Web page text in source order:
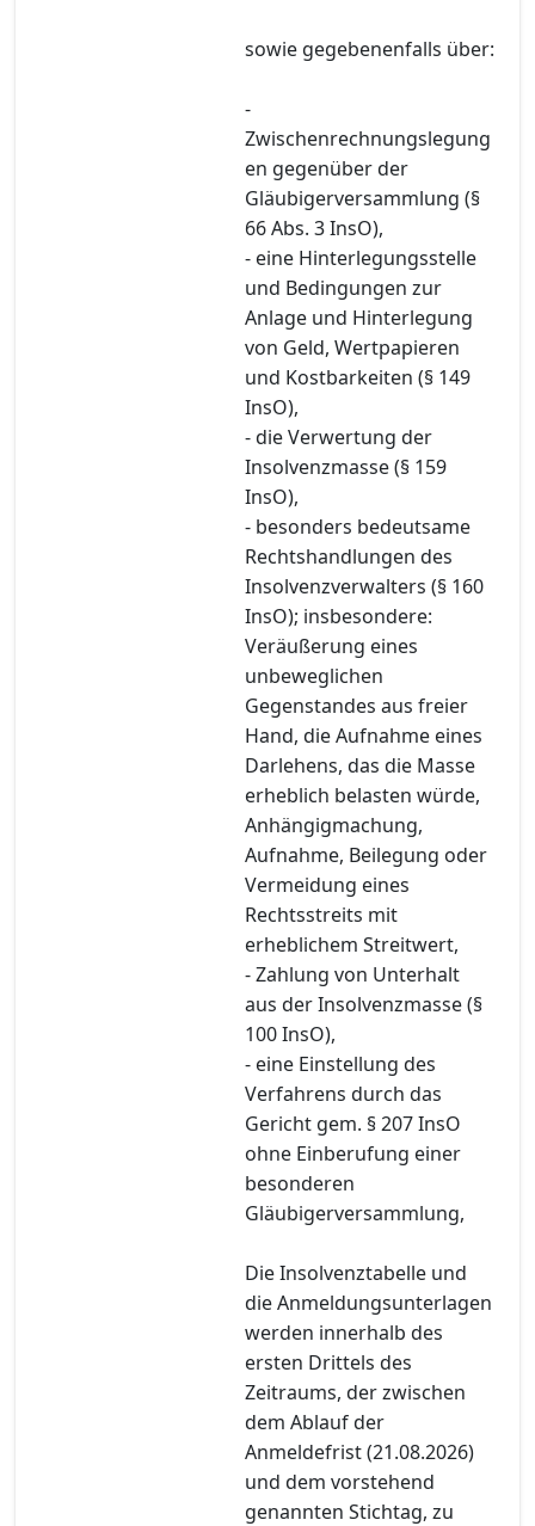
sowie gegebenenfalls über:
-
Zwischenrechnungslegung
en gegenüber der
Gläubigerversammlung (§
66 Abs. 3 InsO),
- eine Hinterlegungsstelle
und Bedingungen zur
Anlage und Hinterlegung
von Geld, Wertpapieren
und Kostbarkeiten (§ 149
InsO),
- die Verwertung der
Insolvenzmasse (§ 159
InsO),
- besonders bedeutsame
Rechtshandlungen des
Insolvenzverwalters (§ 160
InsO); insbesondere:
Veräußerung eines
unbeweglichen
Gegenstandes aus freier
Hand, die Aufnahme eines
Darlehens, das die Masse
erheblich belasten würde,
Anhängigmachung,
Aufnahme, Beilegung oder
Vermeidung eines
Rechtsstreits mit
erheblichem Streitwert,
- Zahlung von Unterhalt
aus der Insolvenzmasse (§
100 InsO),
- eine Einstellung des
Verfahrens durch das
Gericht gem. § 207 InsO
ohne Einberufung einer
besonderen
Gläubigerversammlung,
Die Insolvenztabelle und
die Anmeldungsunterlagen
werden innerhalb des
ersten Drittels des
Zeitraums, der zwischen
dem Ablauf der
Anmeldefrist (21.08.2026)
und dem vorstehend
genannten Stichtag, zu